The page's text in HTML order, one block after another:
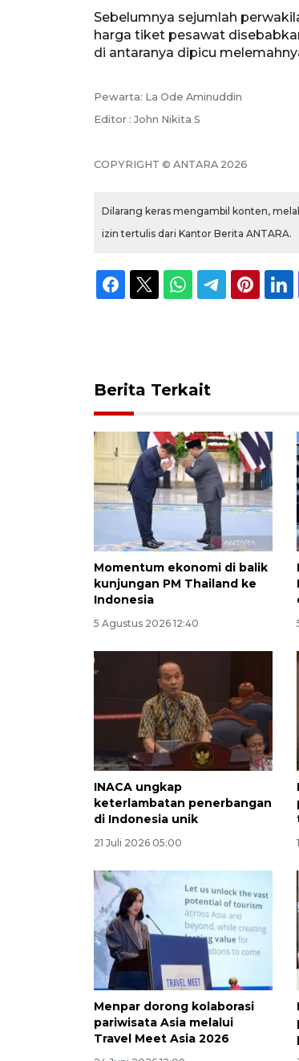
Sebelumnya sejumlah
harga tiket pesawat
di antaranya dipicu
Pewarta: La Ode Aminuddin
Editor : John Nikita S
COPYRIGHT © ANTARA 2026
Dilarang keras mengambil konten,
izin tertulis dari Kantor Berita ANTARA.
Berita Terkait
Momentum ekonomi di balik
kunjungan PM Thailand ke
Indonesia
5 Agustus 2026 12:40
INACA ungkap
keterlambatan penerbangan
di Indonesia unik
21 Juli 2026 05:00
Menpar dorong kolaborasi
pariwisata Asia melalui
Travel Meet Asia 2026